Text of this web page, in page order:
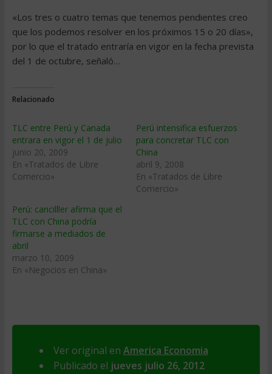
«Los tres o cuatro temas que tenemos pendientes creo
que los podemos resolver en los próximos 15 o 20 días»,
por lo que el tratado entraría en vigor en la fecha prevista
del 1 de octubre, señaló…
Relacionado
TLC entre Perú y Canada
entrara en vigor el 1 de julio
junio 20, 2009
En «Tratados de Libre
Comercio»
Perú intensifica esfuerzos
para concretar TLC con
China
abril 9, 2008
En «Tratados de Libre
Comercio»
Perú: cancilller afirma que el
TLC con China podrí­a
firmarse a mediados de
abril
marzo 10, 2009
En «Negocios en China»
Ver original en America Economia
Publicado el jueves julio 26, 2012